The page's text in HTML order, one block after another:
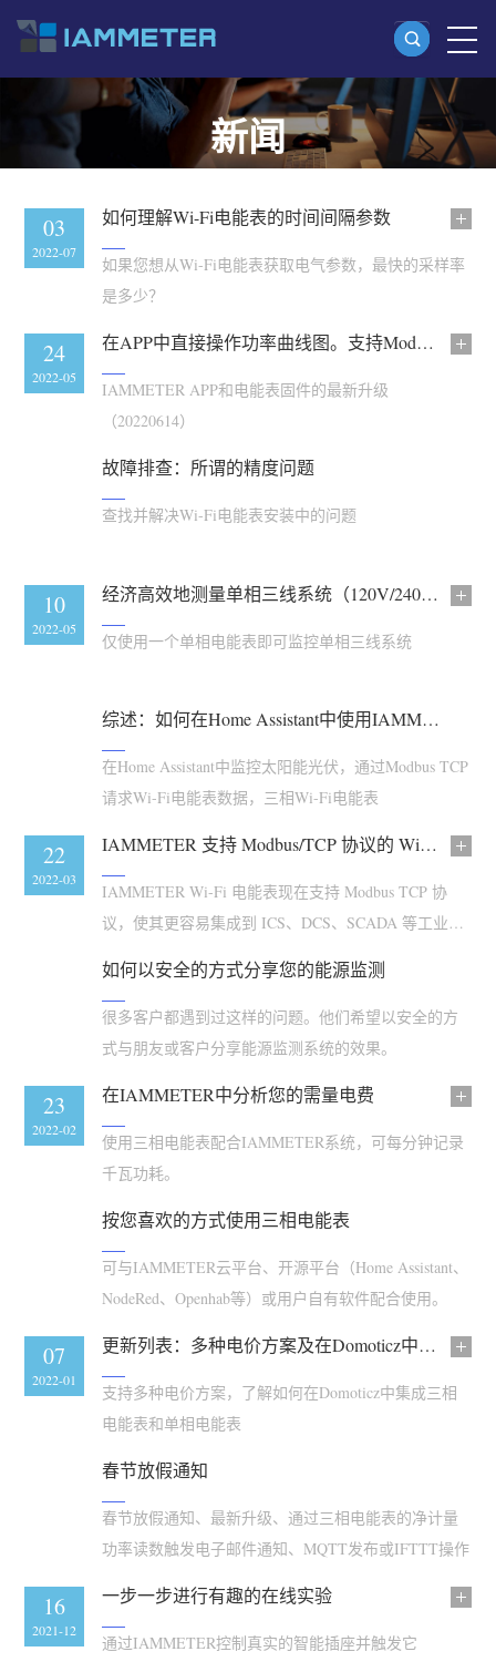
产品
单相 Wi-Fi 电能表 (WEM3080)
分相 Wi-Fi 电能表 (WEM2067)
三相 Wi-Fi 电能表 (WEM3080T)
三相 Wi-Fi 电能表 (WEM3046T)
三相 Wi-Fi 电能表 (WEM3050T)
WiFi 功率控制器
IAMMETER Cloud Pro
私有化部署服务
电动汽车充电桩
虚拟电表
能源预测与仿真系统
光伏系统能源监控
用电监控
光伏热水器控制系统
家庭自动化
工厂能源监控
商店
资源
文档
教程视频
新闻
博客
解决方案
联系我们
关于我们
新闻
03
2022-07
如何理解Wi-Fi电能表的时间间隔参数
如果您想从Wi-Fi电能表获取电气参数，最快的采样率
是多少？
14
2022-06
在APP中直接操作功率曲线图。支持Modbus/TCP的Wi-Fi电能表固件升级
IAMMETER APP和电能表固件的最新升级
（20220614）
24
2022-05
故障排查：所谓的精度问题
查找并解决Wi-Fi电能表安装中的问题
21
2022-05
经济高效地测量单相三线系统（120V/240V）
仅使用一个单相电能表即可监控单相三线系统
10
2022-05
综述：如何在Home Assistant中使用IAMMETER电能表
在Home Assistant中监控太阳能光伏，通过Modbus TCP
请求Wi-Fi电能表数据，三相Wi-Fi电能表
23
2022-04
IAMMETER 支持 Modbus/TCP 协议的 Wi-Fi 电能表
IAMMETER Wi-Fi 电能表现在支持 Modbus TCP 协
议，使其更容易集成到 ICS、DCS、SCADA 等工业系
22
2022-03
如何以安全的方式分享您的能源监测
很多客户都遇到过这样的问题。他们希望以安全的方
式与朋友或客户分享能源监测系统的效果。
02
2022-03
在IAMMETER中分析您的需量电费
使用三相电能表配合IAMMETER系统，可每分钟记录
千瓦功耗。
23
2022-02
按您喜欢的方式使用三相电能表
可与IAMMETER云平台、开源平台（Home Assistant、
NodeRed、Openhab等）或用户自有软件配合使用。
17
2022-01
更新列表：多种电价方案及在Domoticz中集成电能表
支持多种电价方案，了解如何在Domoticz中集成三相
电能表和单相电能表
07
2022-01
春节放假通知
春节放假通知、最新升级、通过三相电能表的净计量
功率读数触发电子邮件通知、MQTT发布或IFTTT操作
16
2021-12
一步一步进行有趣的在线实验
通过IAMMETER控制真实的智能插座并触发它